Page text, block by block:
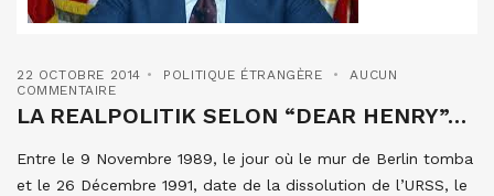
22 OCTOBRE 2014 POLITIQUE ÉTRANGÈRE
AUCUN
COMMENTAIRE
LA REALPOLITIK SELON “DEAR HENRY”…
Entre le 9 Novembre 1989, le jour où le mur de Berlin tomba
et le 26 Décembre 1991, date de la dissolution de l’URSS, le